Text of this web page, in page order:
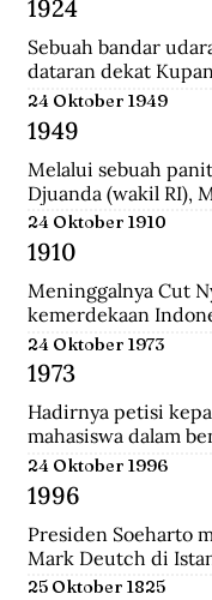
School (HIS) dan
Yogyakarta,
di Technische
ITB).
1924
Sebuah bandar
dataran dekat
pesawat Belanda
menerbangi jalur
mendarat di situ
24 Oktober 1949
1949
Melalui sebuah
Djuanda (wakil RI),
Hirschfeld (wakil
bahwa RIS akan
Hindia Belanda
gulden.
24 Oktober 1910
1910
Meninggalnya Cut
kemerdekaan
pasukannya terus
menyerang dan
yang melewati hutan.
24 Oktober 1973
1973
Hadirnya petisi
mahasiswa dalam
dipicu karena
oleh pemerintah
24 Oktober 1996
1996
Presiden Soeharto
Mark Deutch di
perkembangan
25 Oktober 1825